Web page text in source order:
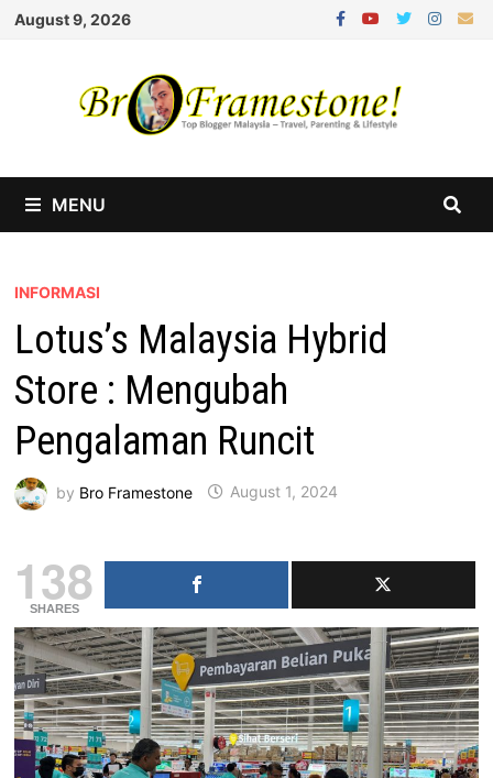
Skip
August 9, 2026
MENU
INFORMASI
Lotus’s Malaysia Hybrid
Store : Mengubah
Pengalaman Runcit
by Bro Framestone August 1, 2024
138
SHARES